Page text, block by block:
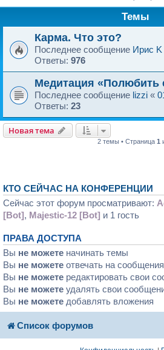
Темы
Карма. Что это?
Последнее сообщение Ирис K
Ответы: 976
Медитация «Полюбить
Последнее сообщение lizzi «
Ответы: 23
Новая тема
2 темы • Страница 1
КТО СЕЙЧАС НА КОНФЕРЕНЦИИ
Сейчас этот форум просматривают:
[Bot], Majestic-12 [Bot] и 1 гость
ПРАВА ДОСТУПА
Вы не можете начинать темы
Вы не можете отвечать на сообщения
Вы не можете редактировать свои
Вы не можете удалять свои
Вы не можете добавлять вложения
Список форумов